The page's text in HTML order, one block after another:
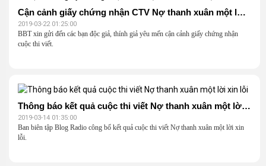
Cận cảnh giấy chứng nhận CTV Nợ thanh xuân một lời xin lỗi
2019-03-22 01:25:00
BBT xin gửi đến các bạn độc giả, thính giả yêu mến cận cảnh giấy chứng nhận
cuộc thi viết.
Thông báo kết quả cuộc thi viết Nợ thanh xuân một lời xin lỗi
2019-03-14 01:35:00
Ban biên tập Blog Radio công bố kết quả cuộc thi viết Nợ thanh xuân một lời xin
lỗi.